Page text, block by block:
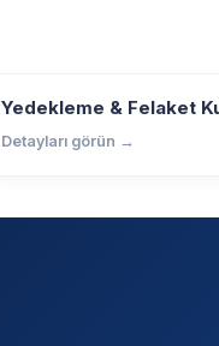
Yedekleme & Felaket
Detayları görün →